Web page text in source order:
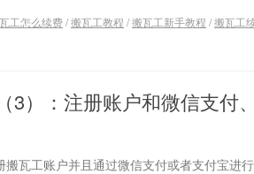
工怎么续费/搬瓦工教程 /搬瓦工新手教程 /搬瓦工
3）：注册账户和微信支付
瓦工账户并且通过微信支付或者支付宝进